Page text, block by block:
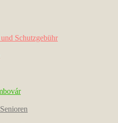
Schutzgebühr